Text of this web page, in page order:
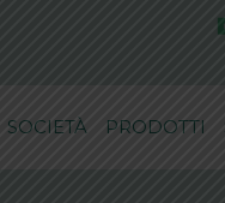
SOCIETÀ PRODOTTI